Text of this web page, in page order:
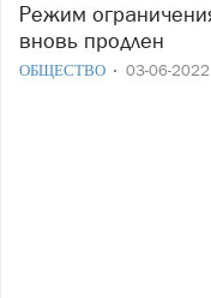
Режим ограничения полетов над югом России
вновь продлен
ОБЩЕСТВО 03-06-2022